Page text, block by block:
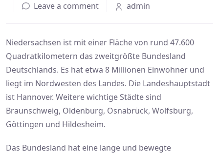
Leave a comment
admin
Niedersachsen ist mit einer Fläche von rund 47.600
Quadratkilometern das zweitgrößte Bundesland
Deutschlands. Es hat etwa 8 Millionen Einwohner und
liegt im Nordwesten des Landes. Die Landeshauptstadt
ist Hannover. Weitere wichtige Städte sind
Braunschweig, Oldenburg, Osnabrück, Wolfsburg,
Göttingen und Hildesheim.
Das Bundesland hat eine lange und bewegte